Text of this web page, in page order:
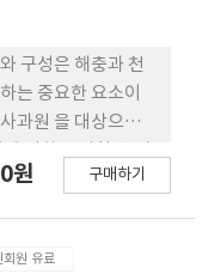
구성은 해충과 천
는 중요한 요소이
과원 을 대상으로
학적 특징, 농약 사
였다. 복숭아순나방
원 구매하기
회원 유료